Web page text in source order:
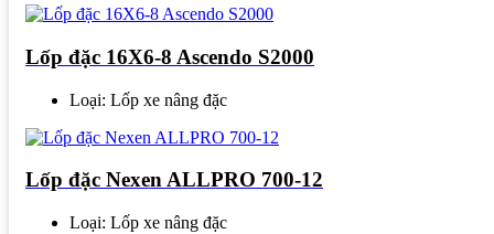
Lốp đặc 16X6-8 Ascendo S2000
Loại: Lốp xe nâng đặc
Lốp đặc Nexen ALLPRO 700-12
Loại: Lốp xe nâng đặc